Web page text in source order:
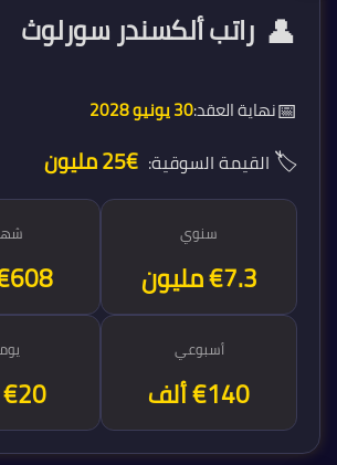
👤 راتب ألكسندر سورلوث
نهاية العقد:30 يونيو 2028
🏷️القيمة السوقية:€25 مليون
سنوي
€7.3 مليون
شهري
€608 ألف
أسبوعي
€140 ألف
يومي
€20 ألف